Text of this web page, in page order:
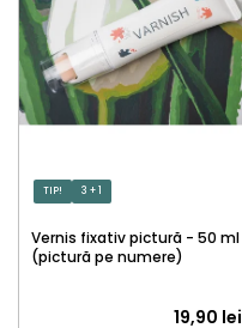
TIP! 3 + 1
Vernis fixativ pictură - 50 ml
(pictură pe numere)
19,90 lei